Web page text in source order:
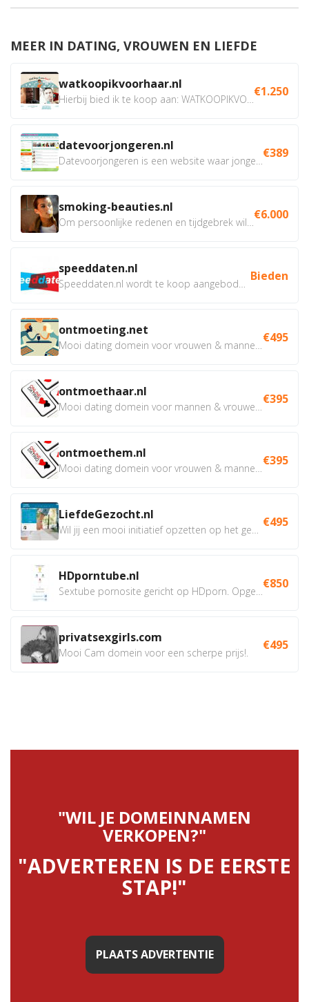
MEER IN DATING, VROUWEN EN LIEFDE
watkoopikvoorhaar.nl €1.250
datevoorjongeren.nl €389
smoking-beauties.nl €6.000
speeddaten.nl Bieden
ontmoeting.net €495
ontmoethaar.nl €395
ontmoethem.nl €395
LiefdeGezocht.nl €495
HDporntube.nl €850
privatsexgirls.com
Mooi Cam domein voor een scherpe prijs!.
€495
"WIL JE DOMEINNAMEN
VERKOPEN?"
"ADVERTEREN IS DE EERSTE
STAP!"
PLAATS ADVERTENTIE